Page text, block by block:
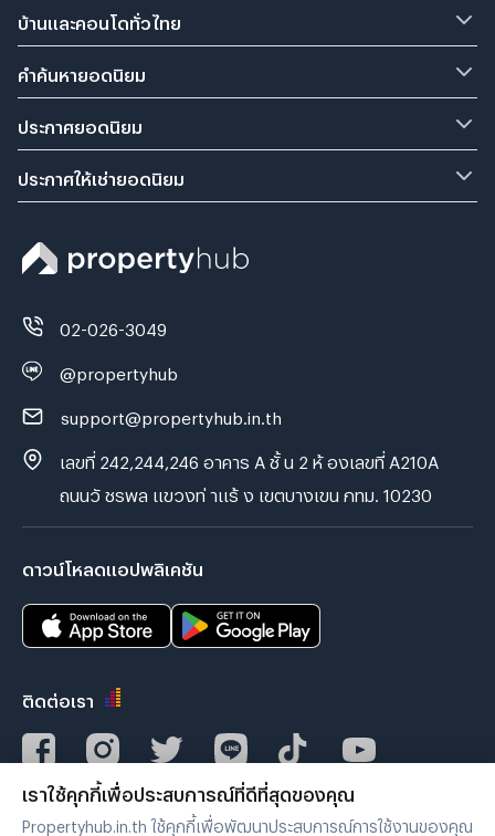
บ้านและคอนโดทั่วไทย
คำค้นหายอดนิยม
ประกาศยอดนิยม
ประกาศให้เช่ายอดนิยม
02-026-3049
@propertyhub
support@propertyhub.in.th
เลขที่ 242,244,246 อาคาร A ชั้ น 2 ห้ องเลขที่ A210A
ถนนวั ชรพล แขวงท่ าแร้ ง เขตบางเขน กทม. 10230
ดาวน์โหลดแอปพลิเคชัน
ติดต่อเรา
เราใช้คุกกี้เพื่อประสบการณ์ที่ดีที่สุดของคุณ
Propertyhub.in.th ใช้คุกกี้เพื่อพัฒนาประสบการณ์การใช้งานของคุณ